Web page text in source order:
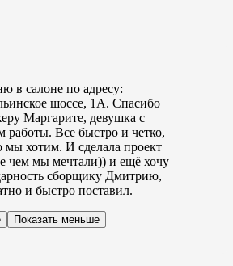
в салоне по адресу:
шоссе, 1А. Спасибо
Маргарите, девушка с
Все быстро и четко,
мы хотим. И сделала проект
чем мы мечтали)) и ещё хочу
сборщику Дмитрию,
и быстро поставил.
Показать меньше